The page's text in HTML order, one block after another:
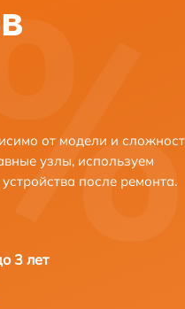
от модели и
узлы, используем
после ремонта.
3 лет